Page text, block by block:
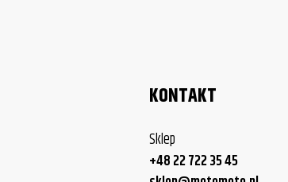
KONTAKT
Sklep
+48 22 722 35 45